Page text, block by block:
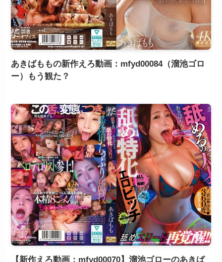
あきばももの新作えろ動画：mfyd00084（溜池ゴロ
ー）もう観た？
【新作えろ動画：mfyd00070】溜池ゴローのあきば